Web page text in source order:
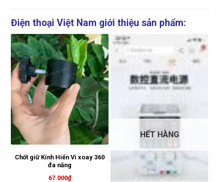
Điện thoại Việt Nam giới thiệu sản phẩm:
Chốt giữ Kính Hiển Vi xoay 360
đa năng
67.000₫
HẾT HÀNG